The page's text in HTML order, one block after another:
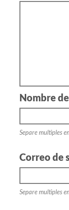
Nombre
Separe multiples
Correo de
Separe multiples